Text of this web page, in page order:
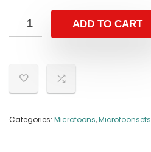
ADD TO CART
Categories: Microfoons,Microfoonsets